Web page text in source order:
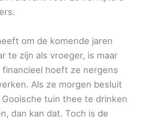
om de komende jaren
te zijn als vroeger, is maar
financieel hoeft ze nergens
Als ze morgen besluit
tuin thee te drinken
dan kan dat. Toch is de